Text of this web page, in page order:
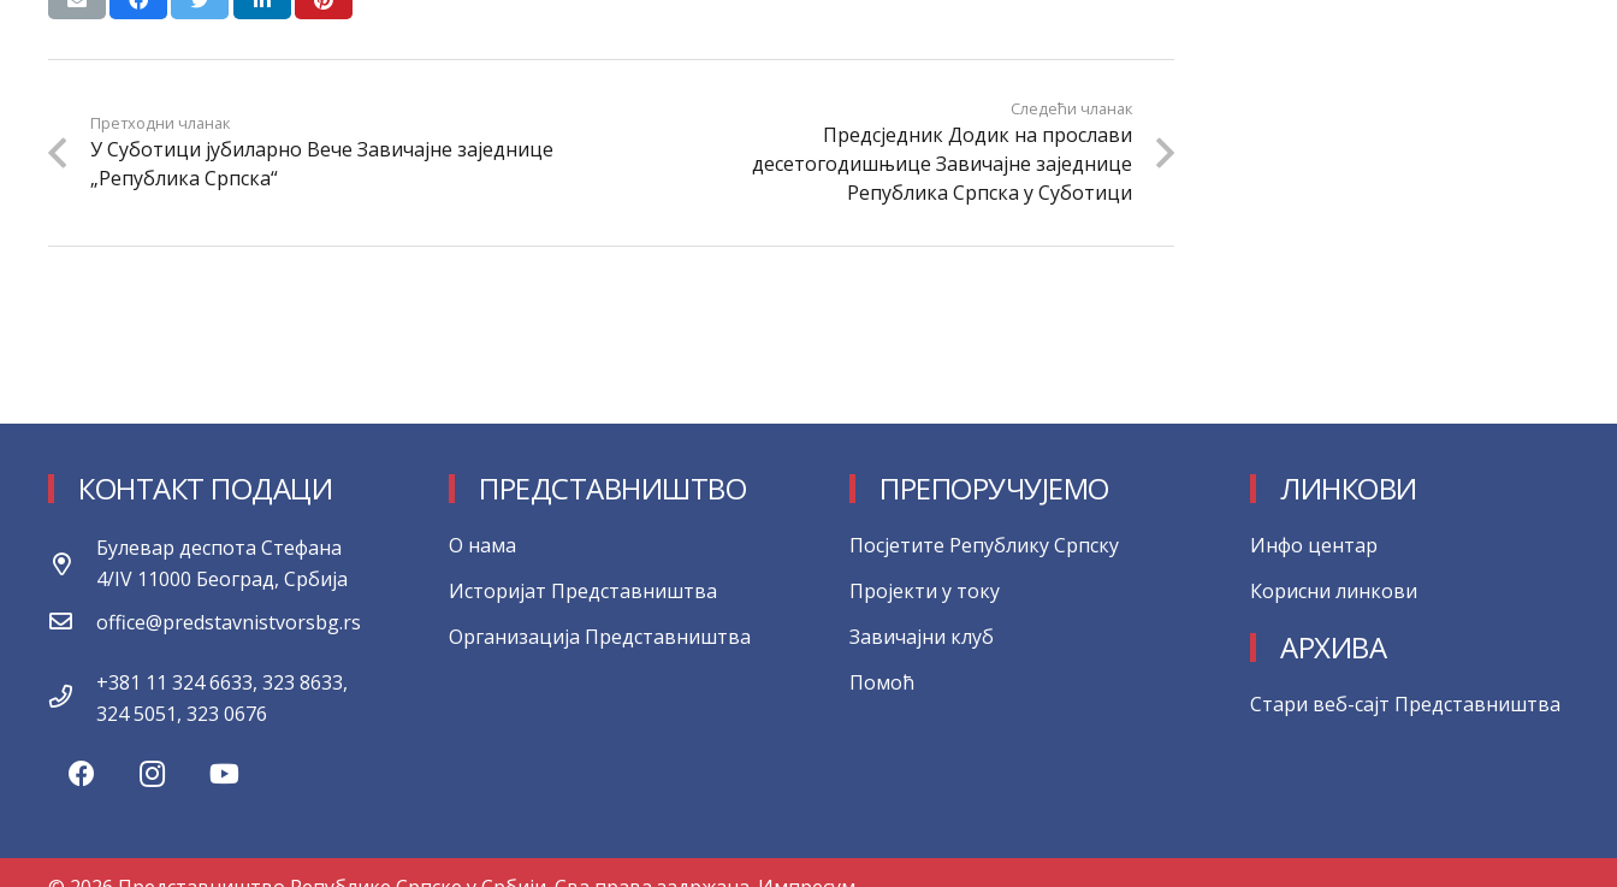
Претходни чланак
У Суботици јубиларно Вече Завичајне заједнице
„Република Српска“
Следећи чланак
Предсједник Додик на прослави
десетогодишњице Завичајне заједнице
Република Српска у Суботици
КОНТАКТ ПОДАЦИ
Булевар деспота Стефана
4/IV 11000 Београд, Србија
office@predstavnistvorsbg.rs
+381 11 324 6633, 323 8633,
324 5051, 323 0676
ПРЕДСТАВНИШТВО
О нама
Историјат Представништва
Организација Представништва
ПРЕПОРУЧУЈЕМО
Посјетите Републику Српску
Пројекти у току
Завичајни клуб
Помоћ
ЛИНКОВИ
Инфо центар
Корисни линкови
АРХИВА
Стари веб-сајт Представништва